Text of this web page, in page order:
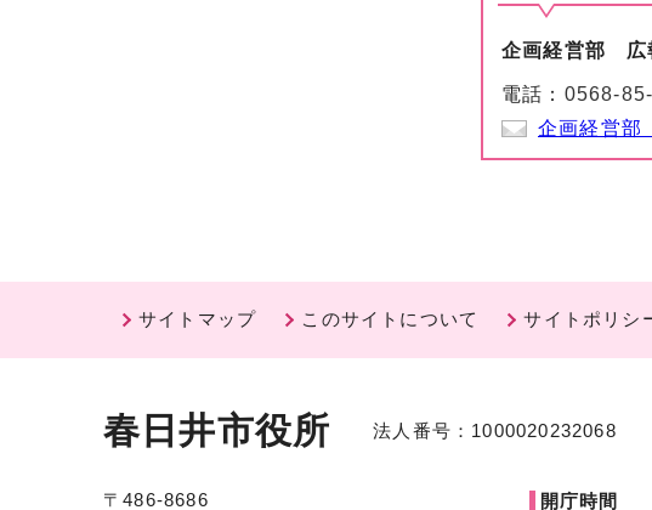
企画経営部 広
電話： 0568-
企画経営部
サイトマップ このサイトについて サイトポリシ
春日井市役所 法人番号：1000020232068
〒486-8686 開庁時間